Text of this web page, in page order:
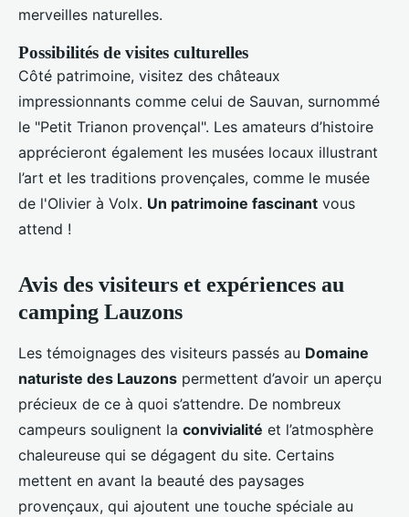
merveilles naturelles.
Possibilités de visites culturelles
Côté patrimoine, visitez des châteaux
impressionnants comme celui de Sauvan, surnommé
le "Petit Trianon provençal". Les amateurs d’histoire
apprécieront également les musées locaux illustrant
l’art et les traditions provençales, comme le musée
de l'Olivier à Volx. Un patrimoine fascinant vous
attend !
Avis des visiteurs et expériences au
camping Lauzons
Les témoignages des visiteurs passés au Domaine
naturiste des Lauzons permettent d’avoir un aperçu
précieux de ce à quoi s’attendre. De nombreux
campeurs soulignent la convivialité et l’atmosphère
chaleureuse qui se dégagent du site. Certains
mettent en avant la beauté des paysages
provençaux, qui ajoutent une touche spéciale au